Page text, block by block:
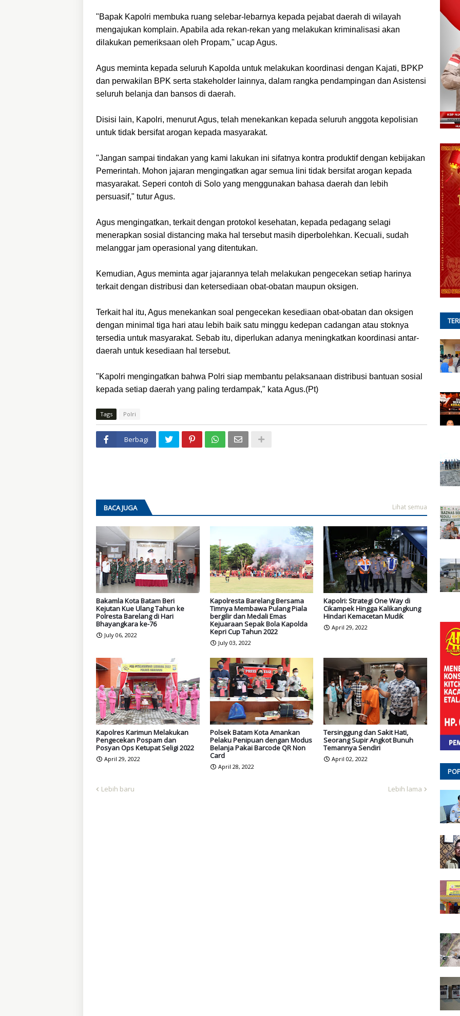
"Bapak Kapolri membuka ruang selebar-lebarnya kepada pejabat daerah di wilayah
mengajukan komplain. Apabila ada rekan-rekan yang melakukan kriminalisasi akan
dilakukan pemeriksaan oleh Propam," ucap Agus.
Agus meminta kepada seluruh Kapolda untuk melakukan koordinasi dengan Kajati, BPKP
dan perwakilan BPK serta stakeholder lainnya, dalam rangka pendampingan dan Asistensi
seluruh belanja dan bansos di daerah.
Disisi lain, Kapolri, menurut Agus, telah menekankan kepada seluruh anggota kepolisian
untuk tidak bersifat arogan kepada masyarakat.
"Jangan sampai tindakan yang kami lakukan ini sifatnya kontra produktif dengan kebijakan
Pemerintah. Mohon jajaran mengingatkan agar semua lini tidak bersifat arogan kepada
masyarakat. Seperi contoh di Solo yang menggunakan bahasa daerah dan lebih
persuasif," tutur Agus.
Agus mengingatkan, terkait dengan protokol kesehatan, kepada pedagang selagi
menerapkan sosial distancing maka hal tersebut masih diperbolehkan. Kecuali, sudah
melanggar jam operasional yang ditentukan.
Kemudian, Agus meminta agar jajarannya telah melakukan pengecekan setiap harinya
terkait dengan distribusi dan ketersediaan obat-obatan maupun oksigen.
Terkait hal itu, Agus menekankan soal pengecekan kesediaan obat-obatan dan oksigen
dengan minimal tiga hari atau lebih baik satu minggu kedepan cadangan atau stoknya
tersedia untuk masyarakat. Sebab itu, diperlukan adanya meningkatkan koordinasi antar-
daerah untuk kesediaan hal tersebut.
"Kapolri mengingatkan bahwa Polri siap membantu pelaksanaan distribusi bantuan sosial
kepada setiap daerah yang paling terdampak," kata Agus.(Pt)
Tags Polri
Berbagi
BACA JUGA Lihat semua
Bakamla Kota Batam Beri
Kejutan Kue Ulang Tahun ke
Polresta Barelang di Hari
Bhayangkara ke-76
July 06, 2022
Kapolresta Barelang Bersama
Timnya Membawa Pulang Piala
bergilir dan Medali Emas
Kejuaraan Sepak Bola Kapolda
Kepri Cup Tahun 2022
July 03, 2022
Kapolri: Strategi One Way di
Cikampek Hingga Kalikangkung
Hindari Kemacetan Mudik
April 29, 2022
Kapolres Karimun Melakukan
Pengecekan Pospam dan
Posyan Ops Ketupat Seligi 2022
April 29, 2022
Polsek Batam Kota Amankan
Pelaku Penipuan dengan Modus
Belanja Pakai Barcode QR Non
Card
April 28, 2022
Tersinggung dan Sakit Hati,
Seorang Supir Angkot Bunuh
Temannya Sendiri
April 02, 2022
Lebih baru Lebih lama